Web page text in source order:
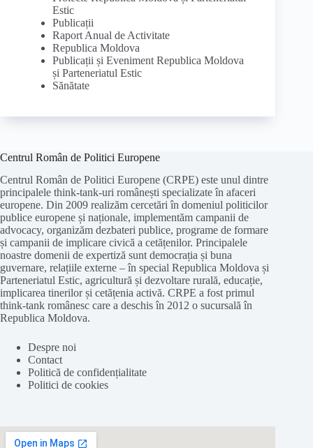
Estic
Publicații
Raport Anual de Activitate
Republica Moldova
Publicații și Eveniment Republica Moldova
și Parteneriatul Estic
Sănătate
Centrul Român de Politici Europene
Centrul Român de Politici Europene (CRPE) este unul dintre
principalele think-tank-uri românești specializate în afaceri
europene. Din 2009 realizăm cercetări în domeniul politicilor
publice europene și naționale, implementăm campanii de
advocacy, organizăm dezbateri publice, programe de formare
și campanii de implicare civică a cetățenilor. Principalele
noastre domenii de expertiză sunt democrația și buna
guvernare, relațiile externe – în special Republica Moldova și
Parteneriatul Estic, agricultură și dezvoltare rurală, educație,
implicarea tinerilor și cetățenia activă. CRPE a fost primul
think-tank românesc care a deschis în 2012 o sucursală în
Republica Moldova.
Despre noi
Contact
Politică de confidențialitate
Politici de cookies